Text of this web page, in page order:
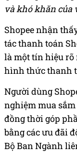
và khó khăn của
Shopee nhận
tác thanh toán
là một tín hiệu rõ
hình thức thanh
Người dùng
nghiệm mua
đồng thời góp
bằng các ưu đãi
Bộ Ban Ngành